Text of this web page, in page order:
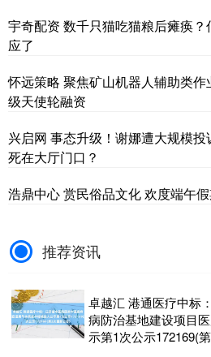
宇奇配资 数千只猫吃猫粮后瘫痪
应了
怀远策略 聚焦矿山机器人辅助类
级天使轮融资
兴启网 事态升级！谢娜遭大规模
死在大厅门口？
浩鼎中心 赏民俗品文化 欢度端午
推荐资讯
卓越汇 港通医疗中标
病防治基地建设项目
示第1次公示172169(